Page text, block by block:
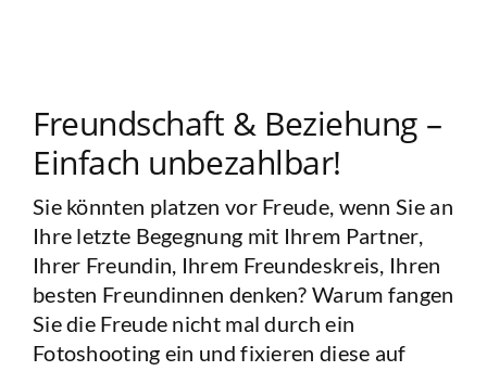
Freundschaft & Beziehung –
Einfach unbezahlbar!
Sie könnten platzen vor Freude, wenn Sie an
Ihre letzte Begegnung mit Ihrem Partner,
Ihrer Freundin, Ihrem Freundeskreis, Ihren
besten Freundinnen denken? Warum fangen
Sie die Freude nicht mal durch ein
Fotoshooting ein und fixieren diese auf